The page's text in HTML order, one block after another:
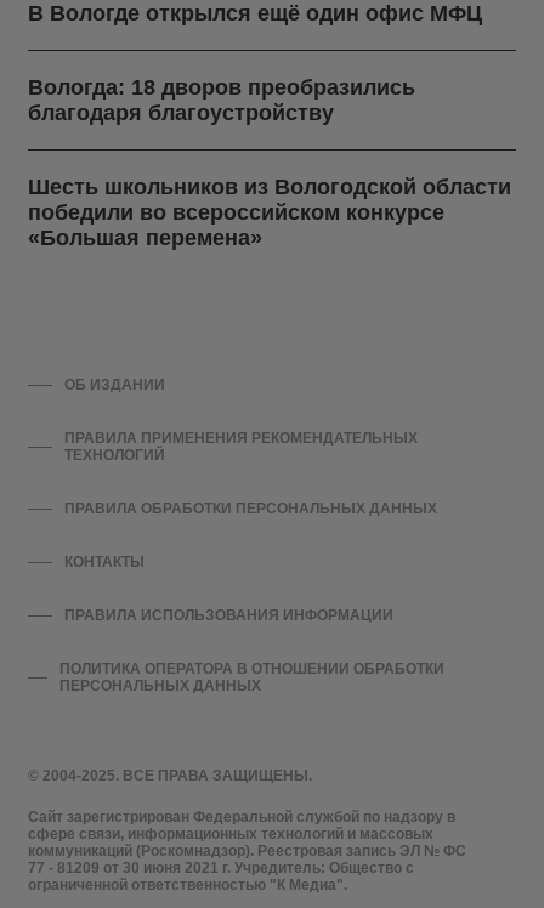
В Вологде открылся ещё один офис МФЦ
Вологда: 18 дворов преобразились
благодаря благоустройству
Шесть школьников из Вологодской области
победили во всероссийском конкурсе
«Большая перемена»
© 2004-2025. ВСЕ ПРАВА ЗАЩИЩЕНЫ.
Сайт зарегистрирован Федеральной службой по надзору в
сфере связи, информационных технологий и массовых
коммуникаций (Роскомнадзор). Реестровая запись ЭЛ № ФС
77 - 81209 от 30 июня 2021 г. Учредитель: Общество с
ограниченной ответственностью "К Медиа".
ОБ ИЗДАНИИ
ПРАВИЛА ПРИМЕНЕНИЯ РЕКОМЕНДАТЕЛЬНЫХ
ТЕХНОЛОГИЙ
ПРАВИЛА ОБРАБОТКИ ПЕРСОНАЛЬНЫХ ДАННЫХ
КОНТАКТЫ
ПРАВИЛА ИСПОЛЬЗОВАНИЯ ИНФОРМАЦИИ
ПОЛИТИКА ОПЕРАТОРА В ОТНОШЕНИИ ОБРАБОТКИ
ПЕРСОНАЛЬНЫХ ДАННЫХ